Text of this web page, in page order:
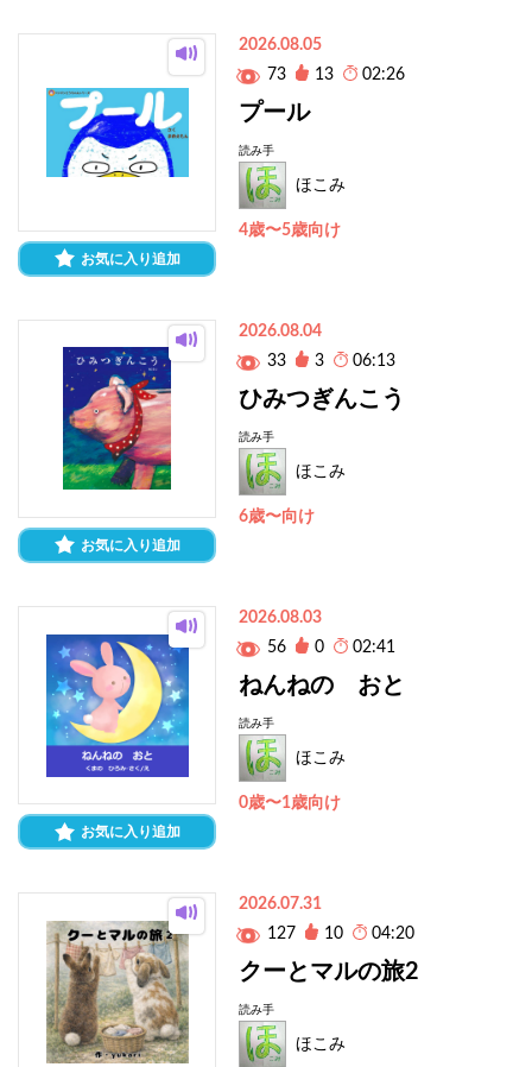
お気に入り追加
2026.08.05
73
13 02:26
プール
読み手
ほこみ
4歳〜5歳向け
お気に入り追加
2026.08.04
33
3 06:13
ひみつぎんこう
読み手
ほこみ
6歳〜向け
お気に入り追加
2026.08.03
56
0 02:41
ねんねの おと
読み手
ほこみ
0歳〜1歳向け
2026.07.31
127
10 04:20
クーとマルの旅2
読み手
ほこみ